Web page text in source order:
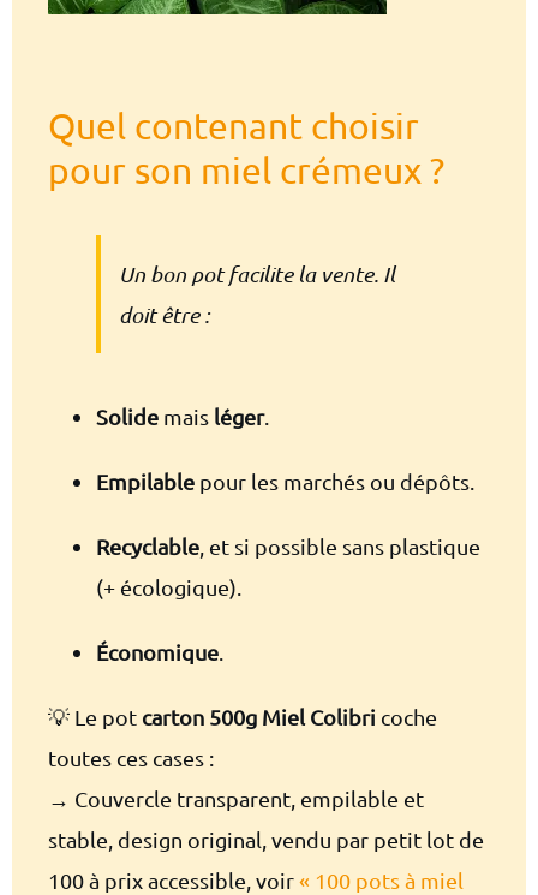
Quel contenant choisir
pour son miel crémeux ?
Un bon pot facilite la vente. Il
doit être :
Solidemais léger.
Empilablepour les marchés ou dépôts.
Recyclable, et si possible sans plastique
(+ écologique).
Économique.
💡 Le pot carton 500g Miel Colibri coche
toutes ces cases :
→ Couvercle transparent, empilable et
stable, design original, vendu par petit lot de
100 à prix accessible, voir« 100 pots à miel